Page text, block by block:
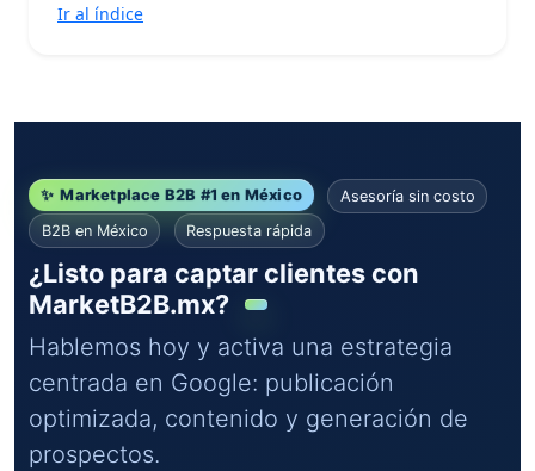
Ir al índice
✨ Marketplace B2B #1 en México
Asesoría sin costo
B2B en México
Respuesta rápida
¿Listo para captar clientes con
MarketB2B.mx?
Hablemos hoy y activa una estrategia
centrada en Google: publicación
optimizada, contenido y generación de
prospectos.